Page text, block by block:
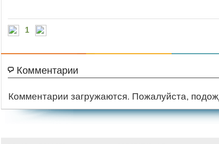
1
Комментарии
Комментарии загружаются. Пожалуйста,